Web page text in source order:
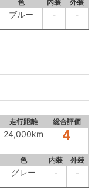
色 内装 外装
ブルー - -
走行距離 総合評価
24,000km 4
色 内装 外装
グレー - -